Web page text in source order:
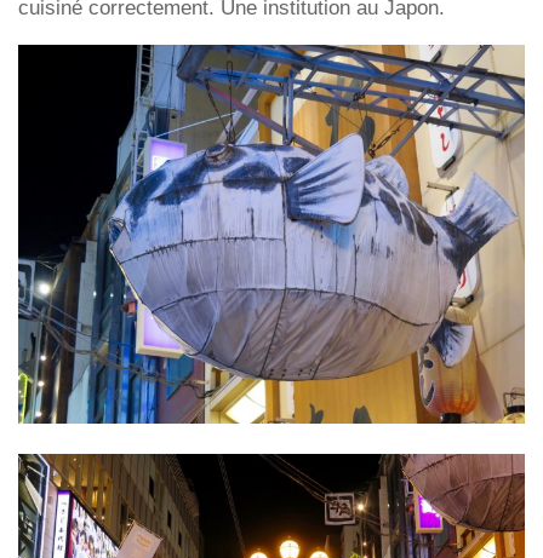
cuisiné correctement. Une institution au Japon.